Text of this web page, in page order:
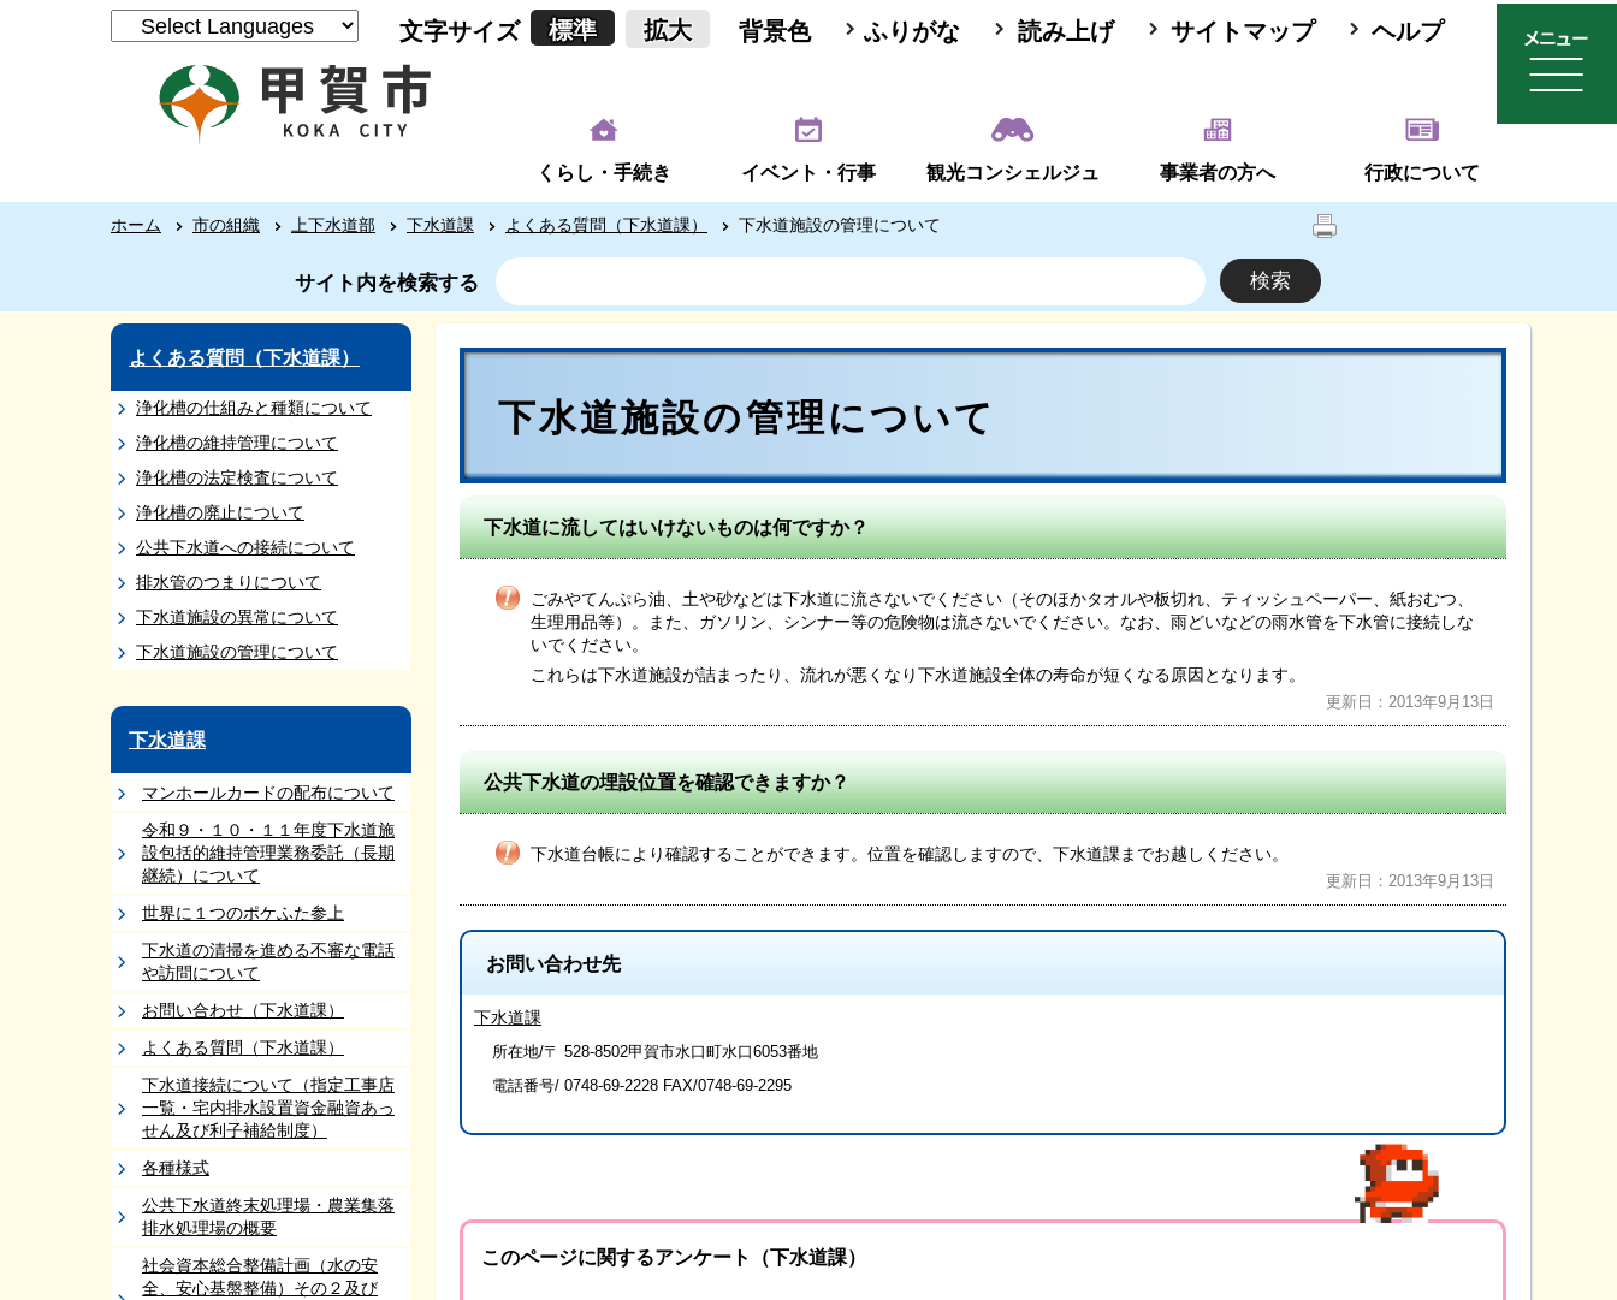
文字サイズ 標準 拡大 背景色 ふりがな 読み上げ サイトマップ ヘルプ
くらし・手続き イベント・行事 観光コンシェルジュ 事業者の方へ 行政について
ホーム 市の組織 上下水道部 下水道課 よくある質問（下水道課） 下水道施設の管理について
サイト内を検索する
よくある質問（下水道課）
浄化槽の仕組みと種類について
浄化槽の維持管理について
浄化槽の法定検査について
浄化槽の廃止について
公共下水道への接続について
排水管のつまりについて
下水道施設の異常について
下水道施設の管理について
下水道課
マンホールカードの配布について
令和９・１０・１１年度下水道施
設包括的維持管理業務委託（⻑期
継続）について
世界に１つのポケふた参上
下水道の清掃を進める不審な電話
や訪問について
お問い合わせ（下水道課）
よくある質問（下水道課）
下水道接続について（指定工事店
一覧・宅内排水設置資金融資あっ
せん及び利子補給制度）
各種様式
公共下水道終末処理場・農業集落
排水処理場の概要
社会資本総合整備計画（水の安
全、安心基盤整備）その２及び
下水道施設の管理について
下水道に流してはいけないものは何ですか？
ごみやてんぷら油、土や砂などは下水道に流さないでください（そのほかタオルや板切れ、ティッシュペーパー、紙おむつ、
生理用品等）。また、ガソリン、シンナー等の危険物は流さないでください。なお、雨どいなどの雨水管を下水管に接続しな
いでください。
これらは下水道施設が詰まったり、流れが悪くなり下水道施設全体の寿命が短くなる原因となります。
更新日：2013年9月13日
公共下水道の埋設位置を確認できますか？
下水道台帳により確認することができます。位置を確認しますので、下水道課までお越しください。
更新日：2013年9月13日
お問い合わせ先
下水道課
所在地/〒 528-8502甲賀市水口町水口6053番地
電話番号/ 0748-69-2228 FAX/0748-69-2295
このページに関するアンケート（下水道課）